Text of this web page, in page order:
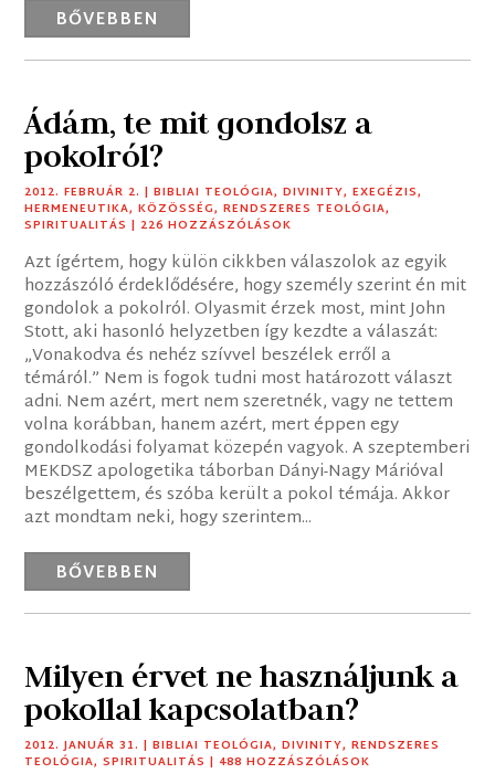
BŐVEBBEN
Ádám, te mit gondolsz a
pokolról?
2012. FEBRUÁR 2. |BIBLIAI TEOLÓGIA,DIVINITY,EXEGÉZIS,
HERMENEUTIKA,KÖZÖSSÉG,RENDSZERES TEOLÓGIA,
SPIRITUALITÁS | 226 HOZZÁSZÓLÁSOK
Azt ígértem, hogy külön cikkben válaszolok az egyik
hozzászóló érdeklődésére, hogy személy szerint én mit
gondolok a pokolról. Olyasmit érzek most, mint John
Stott, aki hasonló helyzetben így kezdte a válaszát:
„Vonakodva és nehéz szívvel beszélek erről a
témáról.” Nem is fogok tudni most határozott választ
adni. Nem azért, mert nem szeretnék, vagy ne tettem
volna korábban, hanem azért, mert éppen egy
gondolkodási folyamat közepén vagyok. A szeptemberi
MEKDSZ apologetika táborban Dányi-Nagy Márióval
beszélgettem, és szóba került a pokol témája. Akkor
azt mondtam neki, hogy szerintem...
BŐVEBBEN
Milyen érvet ne használjunk a
pokollal kapcsolatban?
2012. JANUÁR 31. |BIBLIAI TEOLÓGIA,DIVINITY,RENDSZERES
TEOLÓGIA,SPIRITUALITÁS | 488 HOZZÁSZÓLÁSOK